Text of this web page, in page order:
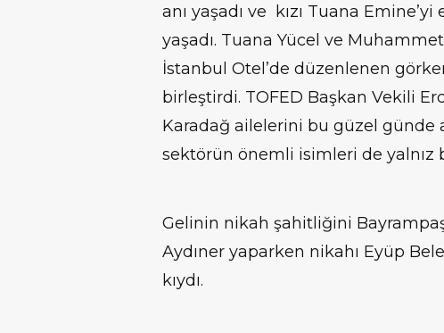
anı yaşadı ve kızı Tuana
yaşadı. Tuana Yücel ve
İstanbul Otel’de düzenlenen
birleştirdi. TOFED Başkan Vekili
Karadağ ailelerini bu güzel günde
sektörün önemli isimleri de yalnız
Gelinin nikah şahitliğini
Aydıner yaparken nikahı Eyüp
kıydı.